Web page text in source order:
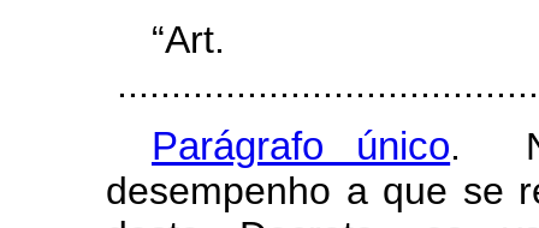
Parágrafo único.
desempenho a que se